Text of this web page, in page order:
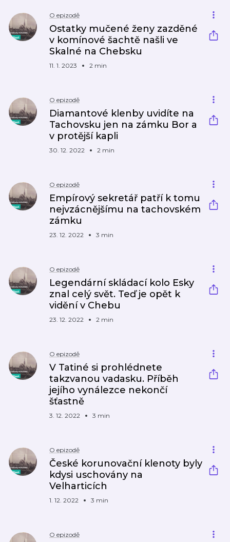
O epizodě
Ostatky mučené ženy zazděné
v komínové šachtě našli ve
Skalné na Chebsku
11. 1. 2023 2 min
O epizodě
Diamantové klenby uvidíte na
Tachovsku jen na zámku Bor a
v protější kapli
30. 12. 2022 2 min
O epizodě
Empírový sekretář patří k tomu
nejvzácnějšímu na tachovském
zámku
23. 12. 2022 3 min
O epizodě
Legendární skládací kolo Esky
znal celý svět. Teď je opět k
vidění v Chebu
23. 12. 2022 2 min
O epizodě
V Tatiné si prohlédnete
takzvanou vadasku. Příběh
jejího vynálezce nekončí
šťastně
3. 12. 2022 3 min
O epizodě
České korunovační klenoty byly
kdysi uschovány na
Velharticích
1. 12. 2022 3 min
O epizodě